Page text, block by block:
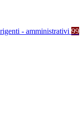
- amministrativi 99